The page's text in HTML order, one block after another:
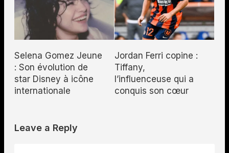
Selena Gomez Jeune
: Son évolution de
star Disney à icône
internationale
Jordan Ferri copine :
Tiffany,
l’influenceuse qui a
conquis son cœur
Leave a Reply